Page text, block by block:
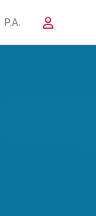
P.A.